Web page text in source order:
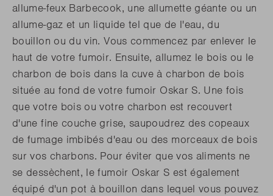
allume-feux Barbecook, une allumette géante ou un
allume-gaz et un liquide tel que de l'eau, du
bouillon ou du vin. Vous commencez par enlever le
haut de votre fumoir. Ensuite, allumez le bois ou le
charbon de bois dans la cuve à charbon de bois
située au fond de votre fumoir Oskar S. Une fois
que votre bois ou votre charbon est recouvert
d'une fine couche grise, saupoudrez des copeaux
de fumage imbibés d'eau ou des morceaux de bois
sur vos charbons. Pour éviter que vos aliments ne
se dessèchent, le fumoir Oskar S est également
équipé d'un pot à bouillon dans lequel vous pouvez